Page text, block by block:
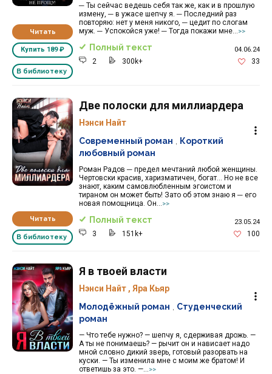
Читать
Купить 189 ₽
В библиотеку
─ Ты сейчас ведешь себя так же, как и в прошлую
измену, ─ в ужасе шепчу я. ─ Последний раз
повторяю: нет у меня никого, ─ цедит по слогам
муж. ─ Успокойся уже! ─ Тогда покажи мне...
>>
Полный текст 04.06.24
2 300k+ 33
Читать
В библиотеку
Две полоски для миллиардера
Нэнси Найт
Роман Радов ─ предел мечтаний любой женщины.
Чертовски красив, харизматичен, богат... Но не все
знают, каким самовлюбленным эгоистом и
тираном он может быть! Зато об этом знаю я ─ его
новая помощница. Он...
>>
Современный роман
Короткий
любовный роман
Полный текст 23.05.24
3 151k+ 100
Я в твоей власти
Нэнси Найт , Яра Кьяр
— Что тебе нужно? — шепчу я, сдерживая дрожь. —
А ты не понимаешь? — рычит он и нависает надо
мной словно дикий зверь, готовый разорвать на
куски. — Ты изменила мне с моим же братом! И
ответишь за это. —...
>>
Молодёжный роман
Студенческий
роман